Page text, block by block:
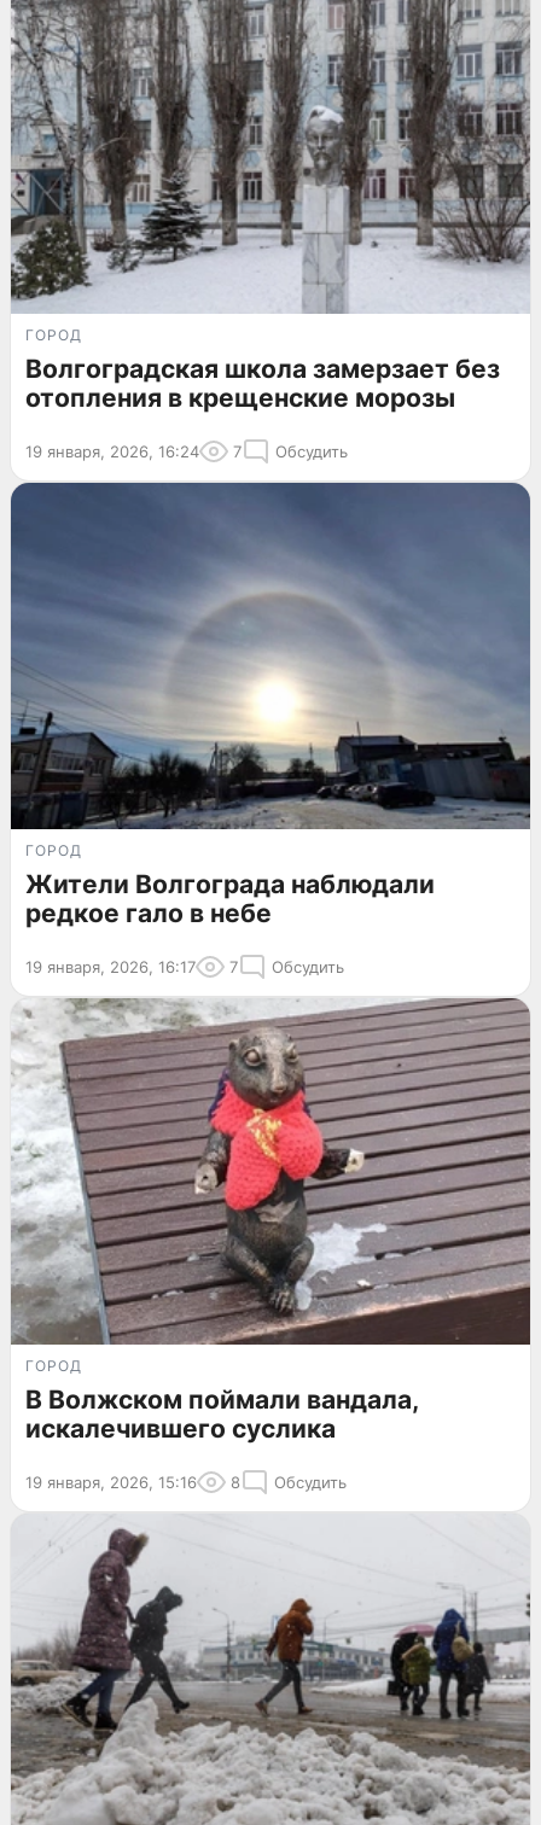
ГОРОД
Волгоградская школа замерзает без
отопления в крещенские морозы
19 января, 2026, 16:24 7 Обсудить
ГОРОД
Жители Волгограда наблюдали
редкое гало в небе
19 января, 2026, 16:17 7 Обсудить
ГОРОД
В Волжском поймали вандала,
искалечившего суслика
19 января, 2026, 15:16 8 Обсудить